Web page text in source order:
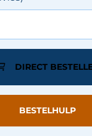
DIRECT
BESTELHULP